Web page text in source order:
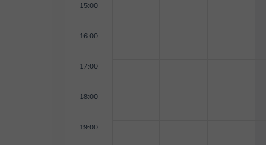
15:00
16:00
17:00
18:00
19:00